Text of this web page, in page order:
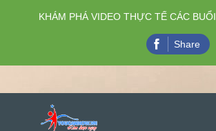
KHÁM PHÁ VIDEO THỰC TẾ CÁC
Share